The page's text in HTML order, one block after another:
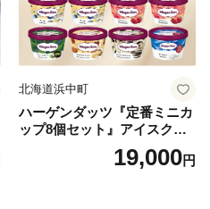
北海道浜中町
ハーゲンダッツ『定番ミニカ
ップ8個セット』アイスクリ
ーム アイス スイーツ デザー
19,000円